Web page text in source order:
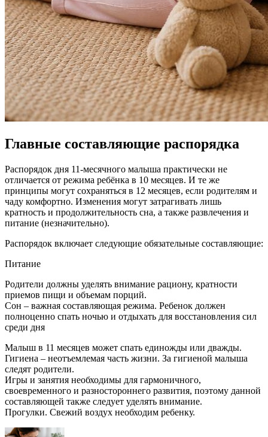
Главные составляющие распорядка
Распорядок дня 11-месячного малыша практически не
отличается от режима ребёнка в 10 месяцев. И те же
принципы могут сохраняться в 12 месяцев, если родителям и
чаду комфортно. Изменения могут затрагивать лишь
кратность и продолжительность сна, а также развлечения и
питание (незначительно).
Распорядок включает следующие обязательные составляющие:
Питание
Родители должны уделять внимание рациону, кратности
приемов пищи и объемам порций.
Сон – важная составляющая режима. Ребенок должен
полноценно спать ночью и отдыхать для восстановления сил
среди дня
Малыш в 11 месяцев может спать единожды или дважды.
Гигиена – неотъемлемая часть жизни. За гигиеной малыша
следят родители.
Игры и занятия необходимы для гармоничного,
своевременного и разностороннего развития, поэтому данной
составляющей также следует уделять внимание.
Прогулки. Свежий воздух необходим ребенку.